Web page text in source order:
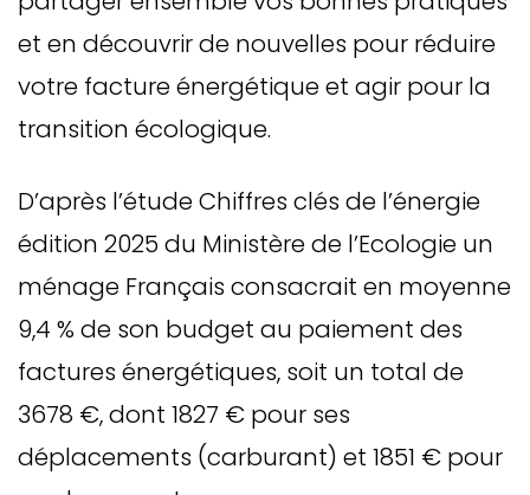
et en découvrir de nouvelles pour réduire
votre facture énergétique et agir pour la
transition écologique.
D’après l’étude Chiffres clés de l’énergie
édition 2025 du Ministère de l’Ecologie un
ménage Français consacrait en moyenne
9,4 % de son budget au paiement des
factures énergétiques, soit un total de
3678 €, dont 1827 € pour ses
déplacements (carburant) et 1851 € pour